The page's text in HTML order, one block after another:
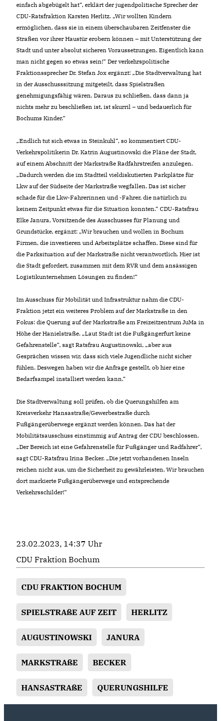
einfach abgebügelt hat“, erklärt der jugendpolitische Sprecher der
CDU-Ratsfraktion Karsten Herlitz. „Wir wollten Kindern
ermöglichen, dass sie in einem überschaubaren Zeitfenster die
Straßen vor ihrer Haustür erobern können – mit Unterstützung der
Stadt und unter absolut sicheren Voraussetzungen. Eigentlich kann
man nicht gegen so etwas sein!“ Der verkehrspolitische
Fraktionssprecher Dr. Stefan Jox ergänzt: „Die Stadtverwaltung hat
in der Ausschusssitzung mitgeteilt, dass Spielstraßen
genehmigungsfähig wären. Daraus zu schließen, dass dann ja
nichts mehr zu beschließen ist, ist skurril – und bedauerlich für
Bochums Kinder.“
Endlich tut sich etwas in Steinkuhl“, so kommentiert CDU-
Verkehrspolitikerin Dr. Katrin Augustinowski die Pläne der Stadt,
auf einem Abschnitt der Markstraße Radfahrstreifen anzulegen.
Dadurch werden die im Stadtteil vieldiskutierten Parkplätze für
Lkw auf der Südseite der Markstraße wegfallen. Das ist sicher
schade für die Lkw-Fahrerinnen und -Fahrer, die natürlich zu
keinem Zeitpunkt etwas für die Situation konnten.“ CDU-Ratsfrau
Elke Janura, Vorsitzende des Ausschusses für Planung und
Grundstücke, ergänzt: „Wir brauchen und wollen in Bochum
Firmen, die investieren und Arbeitsplätze schaffen. Diese sind für
die Parksituation auf der Markstraße nicht verantwortlich. Hier ist
die Stadt gefordert, zusammen mit dem RVR und dem ansässigen
Logistikunternehmen Lösungen zu finden!“
Im Ausschuss für Mobilität und Infrastruktur nahm die CDU-
Fraktion jetzt ein weiteres Problem auf der Markstraße in den
Fokus: die Querung auf der Markstraße am Freizeitzentrum JuMa in
Höhe der Hanielstraße. „Laut Stadt ist die Fußgängerfurt keine
Gefahrenstelle“, sagt Ratsfrau Augustinowski, „aber aus
Gesprächen wissen wir, dass sich viele Jugendliche nicht sicher
fühlen. Deswegen haben wir die Anfrage gestellt, ob hier eine
Bedarfsampel installiert werden kann.“
Die Stadtverwaltung soll prüfen, ob die Querungshilfen am
Kreisverkehr Hansastraße/Gewerbestraße durch
Fußgängerüberwege ergänzt werden können. Das hat der
Mobilitätsausschuss einstimmig auf Antrag der CDU beschlossen.
Der Bereich ist eine Gefahrenstelle für Fußgänger und Radfahrer“,
sagt CDU-Ratsfrau Irina Becker. „Die jetzt vorhandenen Inseln
reichen nicht aus, um die Sicherheit zu gewährleisten. Wir brauchen
dort markierte Fußgängerüberwege und entsprechende
Verkehrsschilder!“
23.02.2023, 14:37 Uhr
CDU Fraktion Bochum
CDU FRAKTION BOCHUM
SPIELSTRAßE AUF ZEIT HERLITZ
AUGUSTINOWSKI JANURA
MARKSTRAßE BECKER
HANSASTRAßE QUERUNGSHILFE